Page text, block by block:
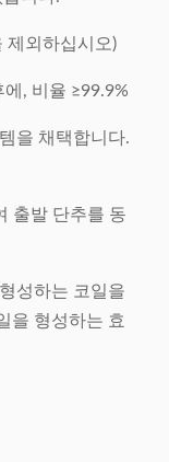
제외하십시오)
, 비율 ≥99.9%
을 채택합니다.
출발 단추를 동
성하는 코일을
을 형성하는 효